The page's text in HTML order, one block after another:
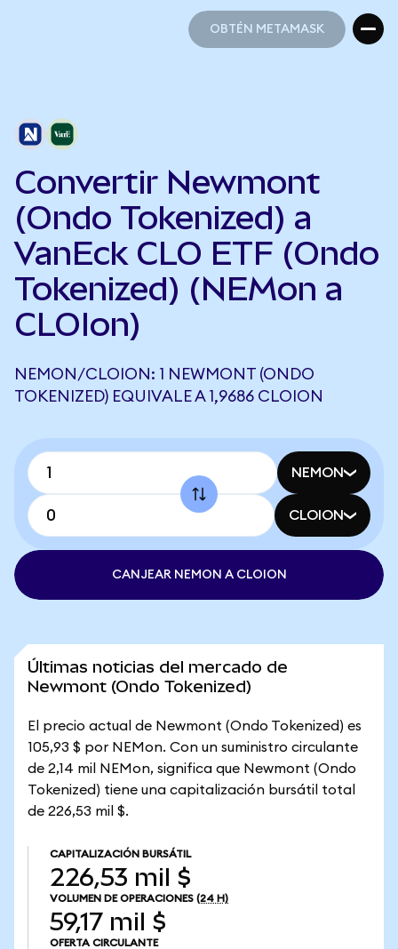
OBTÉN METAMASK
Convertir Newmont
(Ondo Tokenized) a
VanEck CLO ETF (Ondo
Tokenized) (NEMon a
CLOIon)
NEMON/CLOION: 1 NEWMONT (ONDO
TOKENIZED) EQUIVALE A 1,9686 CLOION
NEMON
CLOION
CANJEAR NEMON A CLOION
Últimas noticias del mercado de
Newmont (Ondo Tokenized)
El precio actual de Newmont (Ondo Tokenized) es
105,93 $ por NEMon. Con un suministro circulante
de 2,14 mil NEMon, significa que Newmont (Ondo
Tokenized) tiene una capitalización bursátil total
de 226,53 mil $.
CAPITALIZACIÓN BURSÁTIL
226,53 mil $
VOLUMEN DE OPERACIONES (24 H)
59,17 mil $
OFERTA CIRCULANTE